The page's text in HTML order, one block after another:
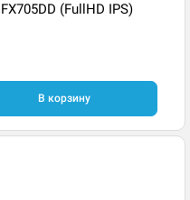
FX705DD (FullHD IPS)
В корзину